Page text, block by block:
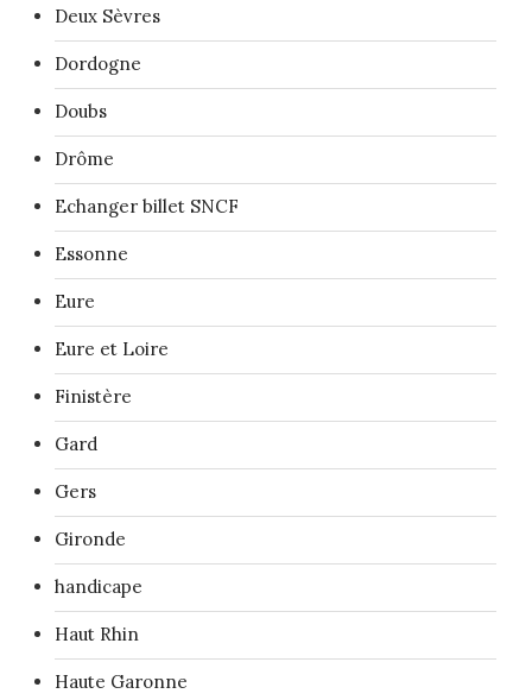
Deux Sèvres
Dordogne
Doubs
Drôme
Echanger billet SNCF
Essonne
Eure
Eure et Loire
Finistère
Gard
Gers
Gironde
handicape
Haut Rhin
Haute Garonne